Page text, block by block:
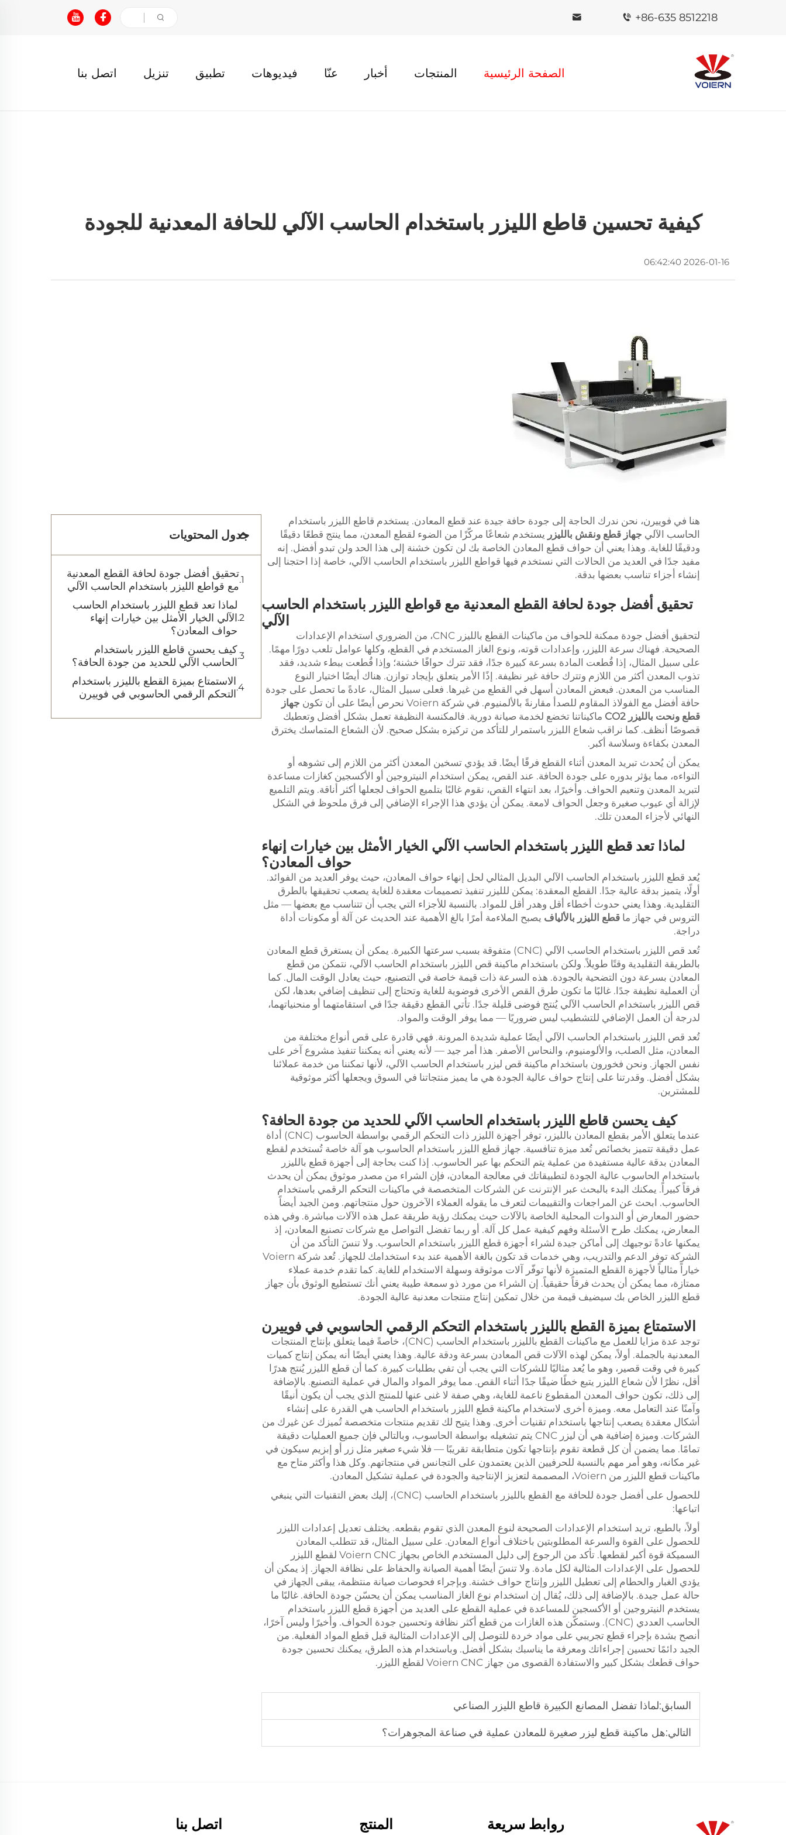
+86-635 8512218
الصفحة الرئيسية المنتجات أخبار عنّا فيديوهات تطبيق تنزيل اتصل بنا
كيفية تحسين قاطع الليزر باستخدام الحاسب الآلي للحافة المعدنية للجودة
2026-01-16 06:42:40
هنا في فوييرن، نحن ندرك الحاجة إلى جودة حافة جيدة عند قطع المعادن. يستخدم قاطع الليزر باستخدام
الحاسب الآلي جهاز قطع ونقش بالليزر يستخدم شعاعًا مركّزًا من الضوء لقطع المعدن، مما ينتج قطعًا دقيقًا
ودقيقًا للغاية. وهذا يعني أن حواف قطع المعادن الخاصة بك لن تكون خشنة إلى هذا الحد ولن تبدو أفضل. إنه
مفيد جدًا في العديد من الحالات التي نستخدم فيها قواطع الليزر باستخدام الحاسب الآلي، خاصة إذا احتجنا إلى
إنشاء أجزاء تناسب بعضها بدقة.
تحقيق أفضل جودة لحافة القطع المعدنية مع قواطع الليزر باستخدام الحاسب
الآلي
لتحقيق أفضل جودة ممكنة للحواف من ماكينات القطع بالليزر CNC، من الضروري استخدام الإعدادات
الصحيحة. فهناك سرعة الليزر، وإعدادات قوته، ونوع الغاز المستخدم في القطع، وكلها عوامل تلعب دورًا مهمًا.
على سبيل المثال، إذا قُطعت المادة بسرعة كبيرة جدًا، فقد تترك حوافًا خشنة؛ وإذا قُطعت ببطء شديد، فقد
تذوب المعدن أكثر من اللازم وتترك حافة غير نظيفة. إذًا الأمر يتعلق بإيجاد توازن. هناك أيضًا اختيار النوع
المناسب من المعدن. فبعض المعادن أسهل في القطع من غيرها. فعلى سبيل المثال، عادةً ما تحصل على جودة
حافة أفضل مع الفولاذ المقاوم للصدأ مقارنةً بالألمنيوم. في شركة Voiern نحرص أيضًا على أن تكون
جهاز
قطع ونحت بالليزر CO2
ماكيناتنا تخضع لخدمة صيانة دورية. فالمكنسة النظيفة تعمل بشكل أفضل وتعطيك
قصوصًا أنظف. كما نراقب شعاع الليزر باستمرار للتأكد من تركيزه بشكل صحيح. لأن الشعاع المتماسك يخترق
المعدن بكفاءة وسلاسة أكبر.
يمكن أن يُحدث تبريد المعدن أثناء القطع فرقًا أيضًا. قد يؤدي تسخين المعدن أكثر من اللازم إلى تشوهه أو
التواءه، مما يؤثر بدوره على جودة الحافة. عند القص، يمكن استخدام النيتروجين أو الأكسجين كغازات مساعدة
لتبريد المعدن وتنعيم الحواف. وأخيرًا، بعد انتهاء القص، نقوم غالبًا بتلميع الحواف لجعلها أكثر أناقة. ويتم التلميع
لإزالة أي عيوب صغيرة وجعل الحواف لامعة. يمكن أن يؤدي هذا الإجراء الإضافي إلى فرق ملحوظ في الشكل
النهائي لأجزاء المعدن تلك.
لماذا تعد قطع الليزر باستخدام الحاسب الآلي الخيار الأمثل بين خيارات إنهاء
حواف المعادن؟
يُعد قطع الليزر باستخدام الحاسب الآلي البديل المثالي لحل إنهاء حواف المعادن، حيث يوفر العديد من الفوائد.
أولًا، يتميز بدقة عالية جدًا. القطع المعقدة: يمكن للليزر تنفيذ تصميمات معقدة للغاية يصعب تحقيقها بالطرق
التقليدية. وهذا يعني حدوث أخطاء أقل وهدر أقل للمواد. بالنسبة للأجزاء التي يجب أن تتناسب مع بعضها — مثل
التروس في جهاز ما قطع الليزر بالألياف يصبح الملاءمة أمرًا بالغ الأهمية عند الحديث عن آلة أو مكونات أداة
دراجة.
تُعد قص الليزر باستخدام الحاسب الآلي (CNC) متفوقة بسبب سرعتها الكبيرة. يمكن أن يستغرق قطع المعادن
بالطريقة التقليدية وقتًا طويلاً. ولكن باستخدام ماكينة قص الليزر باستخدام الحاسب الآلي، نتمكن من قطع
المعادن بسرعة دون التضحية بالجودة. هذه السرعة ذات قيمة خاصة في التصنيع، حيث يعادل الوقت المال. كما
أن العملية نظيفة جدًا. غالبًا ما تكون طرق القص الأخرى فوضوية للغاية وتحتاج إلى تنظيف إضافي بعدها، لكن
قص الليزر باستخدام الحاسب الآلي يُنتج فوضى قليلة جدًا. تأتي القطع دقيقة جدًا في استقامتهما أو منحنياتهما،
لدرجة أن العمل الإضافي للتشطيب ليس ضروريًا — مما يوفر الوقت والمواد.
تُعد قص الليزر باستخدام الحاسب الآلي أيضًا عملية شديدة المرونة. فهي قادرة على قص أنواع مختلفة من
المعادن، مثل الصلب، والألومنيوم، والنحاس الأصفر. هذا أمر جيد — لأنه يعني أنه يمكننا تنفيذ مشروع آخر على
نفس الجهاز. ونحن فخورون باستخدام ماكينة قص ليزر باستخدام الحاسب الآلي، لأنها تمكننا من خدمة عملائنا
بشكل أفضل. وقدرتنا على إنتاج حواف عالية الجودة هي ما يميز منتجاتنا في السوق ويجعلها أكثر موثوقية
للمشترين.
كيف يحسن قاطع الليزر باستخدام الحاسب الآلي للحديد من جودة الحافة؟
عندما يتعلق الأمر بقطع المعادن بالليزر، توفر أجهزة الليزر ذات التحكم الرقمي بواسطة الحاسوب (CNC) أداة
عمل دقيقة تتميز بخصائص تُعد ميزة تنافسية. جهاز قطع الليزر باستخدام الحاسوب هو آلة خاصة تُستخدم لقطع
المعادن بدقة عالية مستفيدة من عملية يتم التحكم بها عبر الحاسوب. إذا كنت بحاجة إلى أجهزة قطع بالليزر
باستخدام الحاسوب عالية الجودة لتطبيقاتك في معالجة المعادن، فإن الشراء من مصدر موثوق يمكن أن يحدث
فرقاً كبيراً. يمكنك البدء بالبحث عبر الإنترنت عن الشركات المتخصصة في ماكينات التحكم الرقمي باستخدام
الحاسوب. ابحث عن المراجعات والتقييمات لتعرف ما يقوله العملاء الآخرون حول منتجاتهم. ومن الجيد أيضاً
حضور المعارض أو الندوات المحلية الخاصة بالآلات حيث يمكنك رؤية طريقة عمل هذه الآلات مباشرة. وفي هذه
المعارض، يمكنك طرح الأسئلة وفهم كيفية عمل كل آلة. أو ربما تفضل التواصل مع شركات تصنيع المعادن، إذ
يمكنها عادةً توجيهك إلى أماكن جيدة لشراء أجهزة قطع الليزر باستخدام الحاسوب. ولا تنسَ التأكد من أن
الشركة توفر الدعم والتدريب، وهي خدمات قد تكون بالغة الأهمية عند بدء استخدامك للجهاز. تُعد شركة Voiern
خياراً مثالياً لأجهزة القطع المتميزة لأنها توفّر آلات موثوقة وسهلة الاستخدام للغاية. كما تقدم خدمة عملاء
ممتازة، مما يمكن أن يحدث فرقاً حقيقياً. إن الشراء من مورد ذو سمعة طيبة يعني أنك تستطيع الوثوق بأن جهاز
قطع الليزر الخاص بك سيضيف قيمة من خلال تمكين إنتاج منتجات معدنية عالية الجودة.
الاستمتاع بميزة القطع بالليزر باستخدام التحكم الرقمي الحاسوبي في فوييرن
توجد عدة مزايا للعمل مع ماكينات القطع بالليزر باستخدام الحاسب (CNC)، خاصةً فيما يتعلق بإنتاج المنتجات
المعدنية بالجملة. أولاً، يمكن لهذه الآلات قص المعادن بسرعة ودقة عالية. وهذا يعني أيضًا أنه يمكن إنتاج كميات
كبيرة في وقت قصير، وهو ما يُعد مثاليًا للشركات التي يجب أن تفي بطلبات كبيرة. كما أن قطع الليزر يُنتج هدرًا
أقل، نظرًا لأن شعاع الليزر يتبع خطًا ضيقًا جدًا أثناء القص. مما يوفر المواد والمال في عملية التصنيع. بالإضافة
إلى ذلك، تكون حواف المعدن المقطوع ناعمة للغاية، وهي صفة لا غنى عنها للمنتج الذي يجب أن يكون أنيقًا
وآمنًا عند التعامل معه. وميزة أخرى لاستخدام ماكينة قطع الليزر باستخدام الحاسب هي القدرة على إنشاء
أشكال معقدة يصعب إنتاجها باستخدام تقنيات أخرى. وهذا يتيح لك تقديم منتجات متخصصة تُميزك عن غيرك من
الشركات. وميزة إضافية هي أن ليزر CNC يتم تشغيله بواسطة الحاسوب، وبالتالي فإن جميع العمليات دقيقة
تمامًا. مما يضمن أن كل قطعة تقوم بإنتاجها تكون متطابقة تقريبًا — فلا شيء صغير مثل زر أو إبزيم سيكون في
غير مكانه، وهو أمر مهم بالنسبة للحرفيين الذين يعتمدون على التجانس في منتجاتهم. وكل هذا وأكثر متاح مع
ماكينات قطع الليزر من Voiern، المصممة لتعزيز الإنتاجية والجودة في عملية تشكيل المعادن.
للحصول على أفضل جودة للحافة مع القطع بالليزر باستخدام الحاسب (CNC)، إليك بعض التقنيات التي ينبغي
اتباعها:
أولاً، بالطبع، تريد استخدام الإعدادات الصحيحة لنوع المعدن الذي تقوم بقطعه. يختلف تعديل إعدادات الليزر
للحصول على القوة والسرعة المطلوبتين باختلاف أنواع المعادن. على سبيل المثال، قد تتطلب المعادن
السميكة قوة أكبر لقطعها. تأكد من الرجوع إلى دليل المستخدم الخاص بجهاز Voiern CNC لقطع الليزر
للحصول على الإعدادات المثالية لكل مادة. ولا تنسَ أيضًا أهمية الصيانة والحفاظ على نظافة الجهاز. إذ يمكن أن
يؤدي الغبار والحطام إلى تعطيل الليزر وإنتاج حواف خشنة. وبإجراء فحوصات صيانة منتظمة، يبقى الجهاز في
حالة عمل جيدة. بالإضافة إلى ذلك، يُقال إن استخدام نوع الغاز المناسب يمكن أن يحسّن جودة الحافة. غالبًا ما
يستخدم النيتروجين أو الأكسجين للمساعدة في عملية القطع على العديد من أجهزة قطع الليزر باستخدام
الحاسب العددي (CNC). وستمكّن هذه الغازات من قطع أكثر نظافة وتحسين جودة الحواف. وأخيرًا وليس آخرًا،
أنصح بشدة بإجراء قطع تجريبي على مواد خردة للتوصل إلى الإعدادات المثالية قبل قطع المواد الفعلية. من
الجيد دائمًا تحسين إجراءاتك ومعرفة ما يناسبك بشكل أفضل. وباستخدام هذه الطرق، يمكنك تحسين جودة
حواف قطعك بشكل كبير والاستفادة القصوى من جهاز Voiern CNC لقطع الليزر.
السابق:لماذا تفضل المصانع الكبيرة قاطع الليزر الصناعي
التالي:هل ماكينة قطع ليزر صغيرة للمعادن عملية في صناعة المجوهرات؟
جدول المحتويات
تحقيق أفضل جودة لحافة القطع المعدنية
مع قواطع الليزر باستخدام الحاسب الآلي
لماذا تعد قطع الليزر باستخدام الحاسب
الآلي الخيار الأمثل بين خيارات إنهاء
حواف المعادن؟
كيف يحسن قاطع الليزر باستخدام
الحاسب الآلي للحديد من جودة الحافة؟
الاستمتاع بميزة القطع بالليزر باستخدام
التحكم الرقمي الحاسوبي في فوييرن
روابط سريعة المنتج اتصل بنا